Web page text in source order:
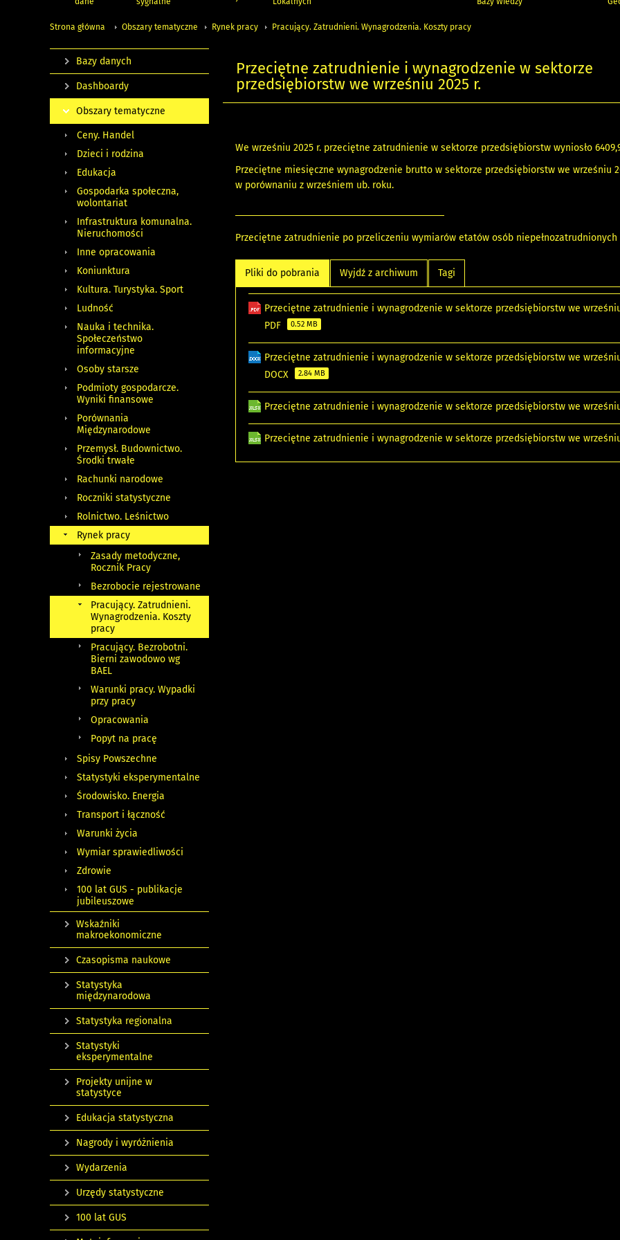
Strona główna Obszary tematyczne Rynek pracy Pracujący. Zatrudnieni. Wynagrodzenia. Koszty pracy
Przeciętne zatrudnienie i wynagrodzenie w sektorze
przedsiębiorstw we wrześniu 2025 r.
We wrześniu 2025 r. przeciętne zatrudnienie w sektorze przedsiębiorstw wyniosło
Przeciętne miesięczne wynagrodzenie brutto w sektorze przedsiębiorstw we wrześniu
w porównaniu z wrześniem ub. roku.
Przeciętne zatrudnienie po przeliczeniu wymiarów etatów osób niepełnozatrudnionych
Pliki do pobrania Wyjdź z archiwum Tagi
Przeciętne zatrudnienie i wynagrodzenie w sektorze przedsiębiorstw we
PDF
0.52 MB
Przeciętne zatrudnienie i wynagrodzenie w sektorze przedsiębiorstw we
DOCX
2.84 MB
Przeciętne zatrudnienie i wynagrodzenie w sektorze przedsiębiorstw we
Przeciętne zatrudnienie i wynagrodzenie w sektorze przedsiębiorstw we
Bazy danych
Dashboardy
Obszary tematyczne
Ceny. Handel
Dzieci i rodzina
Edukacja
Gospodarka społeczna,
wolontariat
Infrastruktura komunalna.
Nieruchomości
Inne opracowania
Koniunktura
Kultura. Turystyka. Sport
Ludność
Nauka i technika.
Społeczeństwo
informacyjne
Osoby starsze
Podmioty gospodarcze.
Wyniki finansowe
Porównania
Międzynarodowe
Przemysł. Budownictwo.
Środki trwałe
Rachunki narodowe
Roczniki statystyczne
Rolnictwo. Leśnictwo
Rynek pracy
Zasady metodyczne,
Rocznik Pracy
Bezrobocie rejestrowane
Pracujący. Zatrudnieni.
Wynagrodzenia. Koszty
pracy
Pracujący. Bezrobotni.
Bierni zawodowo wg
BAEL
Warunki pracy. Wypadki
przy pracy
Opracowania
Popyt na pracę
Spisy Powszechne
Statystyki eksperymentalne
Środowisko. Energia
Transport i łączność
Warunki życia
Wymiar sprawiedliwości
Zdrowie
100 lat GUS - publikacje
jubileuszowe
Wskaźniki
makroekonomiczne
Czasopisma naukowe
Statystyka
międzynarodowa
Statystyka regionalna
Statystyki
eksperymentalne
Projekty unijne w
statystyce
Edukacja statystyczna
Nagrody i wyróżnienia
Wydarzenia
Urzędy statystyczne
100 lat GUS